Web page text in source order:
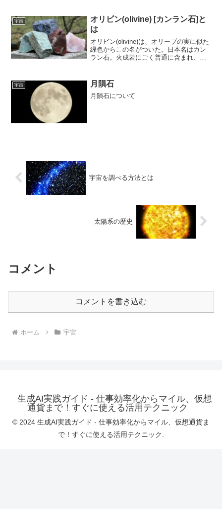
宇宙
オリビン(olivine) [カンラン石]と
は
オリビン(olivine)は、オリーブの実に似た
緑色からこの名がついた。日本名はカン
ラン石。火成岩にごく普通に含まれ、下
に、Mgに富むと薄い黄緑色やオリーブ色
に、Feに...
宇宙 月隕石
月隕石について
宇宙を調べる方法とは
太陽系の歴史
コメント
コメントを書き込む
ホーム 宇宙
生成AI実践ガイド - 仕事効率化からマイル、仮想
通貨まで！すぐに使える活用テクニック
© 2024 生成AI実践ガイド - 仕事効率化からマイル、仮想通貨ま
で！すぐに使える活用テクニック.